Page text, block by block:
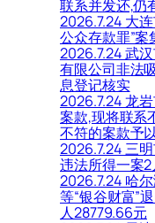
联系并发还,仍
2026.7.24 大
公众存款罪”
2026.7.24 武
有限公司非法
息登记核实
2026.7.24 龙
案款,现将联系
不符的案款予
2026.7.24 三
违法所得一案
2026.7.24 哈
等“银谷财富”
人28779.66元